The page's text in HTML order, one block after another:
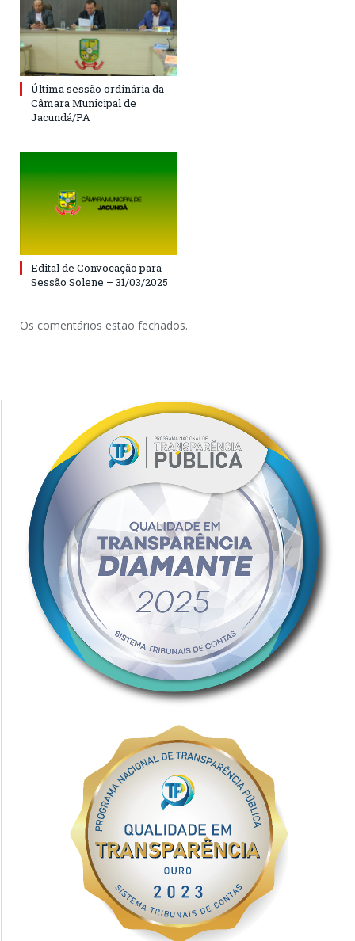
Última sessão ordinária da
Câmara Municipal de
Jacundá/PA
Edital de Convocação para
Sessão Solene – 31/03/2025
Os comentários estão fechados.